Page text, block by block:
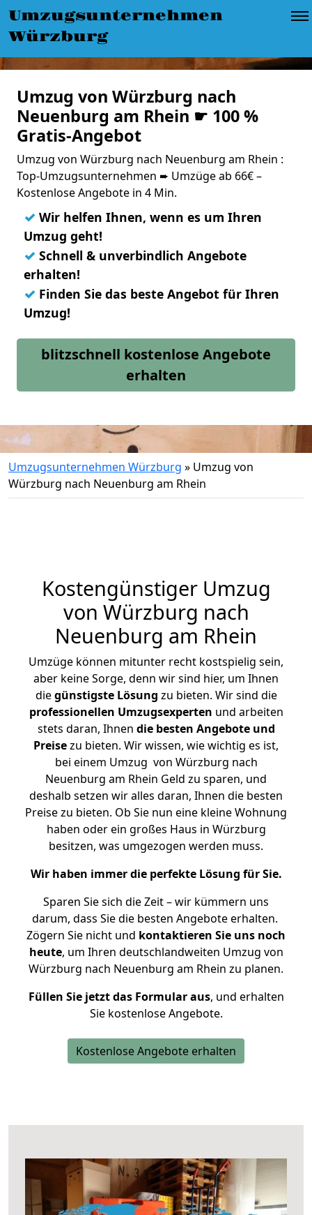
Umzugsunternehmen
Würzburg
Umzug von Würzburg nach
Neuenburg am Rhein ☛ 100 %
Gratis-Angebot
Umzug von Würzburg nach Neuenburg am Rhein :
Top-Umzugsunternehmen ➨ Umzüge ab 66€ –
Kostenlose Angebote in 4 Min.
✓ Wir helfen Ihnen, wenn es um Ihren
Umzug geht!
✓ Schnell & unverbindlich Angebote
erhalten!
✓ Finden Sie das beste Angebot für Ihren
Umzug!
blitzschnell kostenlose Angebote
erhalten
Umzugsunternehmen Würzburg » Umzug von
Würzburg nach Neuenburg am Rhein
Kostengünstiger Umzug
von Würzburg nach
Neuenburg am Rhein
Umzüge können mitunter recht kostspielig sein,
aber keine Sorge, denn wir sind hier, um Ihnen
diegünstigste Lösung zu bieten. Wir sind die
professionellen Umzugsexperten und arbeiten
stets daran, Ihnen die besten Angebote und
Preisezu bieten. Wir wissen, wie wichtig es ist,
bei einem Umzug von Würzburg nach
Neuenburg am Rhein Geld zu sparen, und
deshalb setzen wir alles daran, Ihnen die besten
Preise zu bieten. Ob Sie nun eine kleine Wohnung
haben oder ein großes Haus in Würzburg
besitzen, was umgezogen werden muss.
Wir haben immer die perfekte Lösung für Sie.
Sparen Sie sich die Zeit – wir kümmern uns
darum, dass Sie die besten Angebote erhalten.
Zögern Sie nicht und kontaktieren Sie uns noch
heute, um Ihren deutschlandweiten Umzug von
Würzburg nach Neuenburg am Rhein zu planen.
Füllen Sie jetzt das Formular aus, und erhalten
Sie kostenlose Angebote.
Kostenlose Angebote erhalten